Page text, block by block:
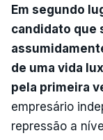
Em segundo
candidato que
de uma vida
pela primeira
empresário
repressão a